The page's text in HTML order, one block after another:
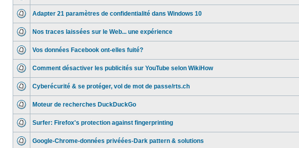
Adapter 21 paramètres de confidentialité dans Windows 10
Nos traces laissées sur le Web... une expérience
Vos données Facebook ont-elles fuité?
Comment désactiver les publicités sur YouTube selon WikiHow
Cyberécurité & se protéger, vol de mot de passe/rts.ch
Moteur de recherches DuckDuckGo
Surfer: Firefox's protection against fingerprinting
Google-Chrome-données privéées-Dark pattern & solutions